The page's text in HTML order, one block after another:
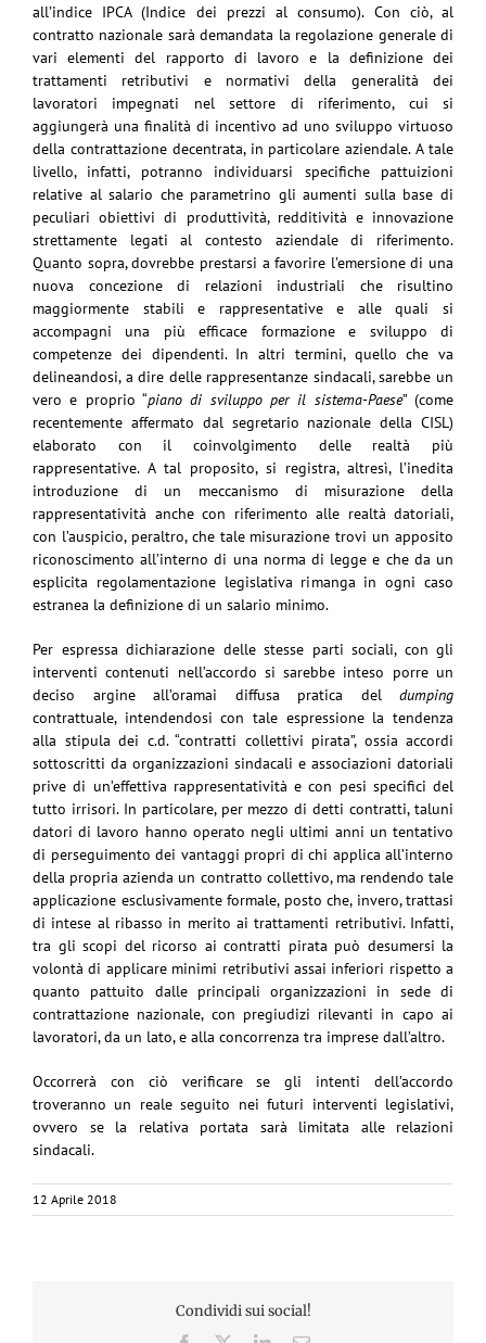
all’indice IPCA (Indice dei prezzi al consumo). Con ciò, al
contratto nazionale sarà demandata la regolazione generale di
vari elementi del rapporto di lavoro e la definizione dei
trattamenti retributivi e normativi della generalità dei
lavoratori impegnati nel settore di riferimento, cui si
aggiungerà una finalità di incentivo ad uno sviluppo virtuoso
della contrattazione decentrata, in particolare aziendale. A tale
livello, infatti, potranno individuarsi specifiche pattuizioni
relative al salario che parametrino gli aumenti sulla base di
peculiari obiettivi di produttività, redditività e innovazione
strettamente legati al contesto aziendale di riferimento.
Quanto sopra, dovrebbe prestarsi a favorire l’emersione di una
nuova concezione di relazioni industriali che risultino
maggiormente stabili e rappresentative e alle quali si
accompagni una più efficace formazione e sviluppo di
competenze dei dipendenti. In altri termini, quello che va
delineandosi, a dire delle rappresentanze sindacali, sarebbe un
vero e proprio “piano di sviluppo per il sistema-Paese” (come
recentemente affermato dal segretario nazionale della CISL)
elaborato con il coinvolgimento delle realtà più
rappresentative. A tal proposito, si registra, altresì, l’inedita
introduzione di un meccanismo di misurazione della
rappresentatività anche con riferimento alle realtà datoriali,
con l’auspicio, peraltro, che tale misurazione trovi un apposito
riconoscimento all’interno di una norma di legge e che da un
esplicita regolamentazione legislativa rimanga in ogni caso
estranea la definizione di un salario minimo.
Per espressa dichiarazione delle stesse parti sociali, con gli
interventi contenuti nell’accordo si sarebbe inteso porre un
deciso argine all’oramai diffusa pratica del dumping
contrattuale, intendendosi con tale espressione la tendenza
alla stipula dei c.d. “contratti collettivi pirata”, ossia accordi
sottoscritti da organizzazioni sindacali e associazioni datoriali
prive di un’effettiva rappresentatività e con pesi specifici del
tutto irrisori. In particolare, per mezzo di detti contratti, taluni
datori di lavoro hanno operato negli ultimi anni un tentativo
di perseguimento dei vantaggi propri di chi applica all’interno
della propria azienda un contratto collettivo, ma rendendo tale
applicazione esclusivamente formale, posto che, invero, trattasi
di intese al ribasso in merito ai trattamenti retributivi. Infatti,
tra gli scopi del ricorso ai contratti pirata può desumersi la
volontà di applicare minimi retributivi assai inferiori rispetto a
quanto pattuito dalle principali organizzazioni in sede di
contrattazione nazionale, con pregiudizi rilevanti in capo ai
lavoratori, da un lato, e alla concorrenza tra imprese dall’altro.
Occorrerà con ciò verificare se gli intenti dell’accordo
troveranno un reale seguito nei futuri interventi legislativi,
ovvero se la relativa portata sarà limitata alle relazioni
sindacali.
12 Aprile 2018
Condividi sui social!